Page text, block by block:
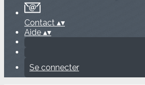
Contact ▴▾
Aide ▴▾
Se connecter